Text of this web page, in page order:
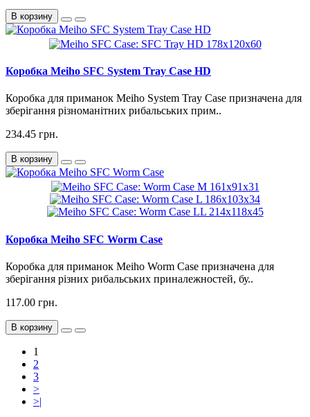
В корзину
Коробка Meiho SFC System Tray Case HD
Коробка для приманок Meiho System Tray Case призначена для
зберігання різноманітних рибальських прим..
234.45 грн.
В корзину
Коробка Meiho SFC Worm Case
Коробка для приманок Meiho Worm Case призначена для
зберігання різних рибальських приналежностей, бу..
117.00 грн.
В корзину
1
2
3
>
>|